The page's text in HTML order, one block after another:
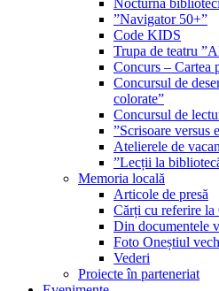
”Navigator 50+”
Code KIDS
Trupa de teatru
Concurs – Cartea
Concursul de
colorate”
Concursul de
”Scrisoare versus
Atelierele de
”Lecții la
Memoria locală
Articole de presă
Cărți cu referire la
Din documentele
Foto Oneștiul
Vederi
Proiecte în parteneriat